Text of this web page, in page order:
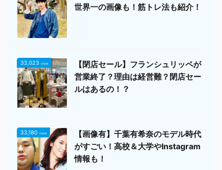
世界一の画像も！筋トレ法も紹介！
33,023 view
【閉店セール】フランシュリッペが
営業終了？理由は経営難？閉店セー
ルはあるの！？
33,180 view
【画像有】千葉有希奈のモデル時代
がすごい！高校＆大学やInstagram
情報も！